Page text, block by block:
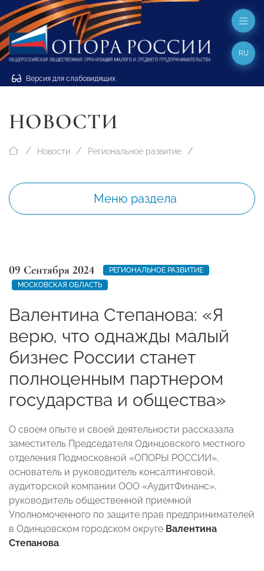
Версия для слабовидящих
RU
НОВОСТИ
Новости Региональное развитие
Меню раздела
09 Сентября 2024
РЕГИОНАЛЬНОЕ РАЗВИТИЕ
МОСКОВСКАЯ ОБЛАСТЬ
Валентина Степанова: «Я
верю, что однажды малый
бизнес России станет
полноценным партнером
государства и общества»
О своем опыте и своей деятельности рассказала
заместитель Председателя Одинцовского местного
отделения Подмосковной «ОПОРЫ РОССИИ»,
основатель и руководитель консалтинговой,
аудиторской компании ООО «АудитФинанс»,
руководитель общественной приемной
Уполномоченного по защите прав предпринимателей
в Одинцовском городском округе Валентина
Степанова.